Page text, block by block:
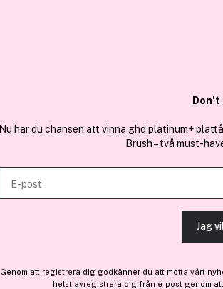
Nu har du chansen att vinna ghd platinum+
Brush – två must-
E-post
Jag
Genom att registrera dig godkänner du att motta vårt
helst avregistrera dig från e-post genom